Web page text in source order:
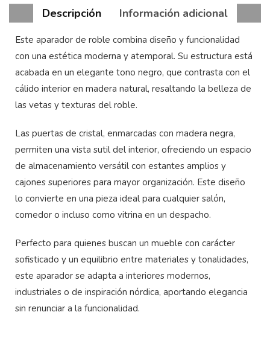
Descripción Información adicional
Este aparador de roble combina diseño y funcionalidad
con una estética moderna y atemporal. Su estructura está
acabada en un elegante tono negro, que contrasta con el
cálido interior en madera natural, resaltando la belleza de
las vetas y texturas del roble.
Las puertas de cristal, enmarcadas con madera negra,
permiten una vista sutil del interior, ofreciendo un espacio
de almacenamiento versátil con estantes amplios y
cajones superiores para mayor organización. Este diseño
lo convierte en una pieza ideal para cualquier salón,
comedor o incluso como vitrina en un despacho.
Perfecto para quienes buscan un mueble con carácter
sofisticado y un equilibrio entre materiales y tonalidades,
este aparador se adapta a interiores modernos,
industriales o de inspiración nórdica, aportando elegancia
sin renunciar a la funcionalidad.